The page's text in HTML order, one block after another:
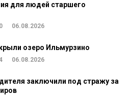
для людей старшего
06.08.2026
озеро Ильмурзино
06.08.2026
заключили под стражу за